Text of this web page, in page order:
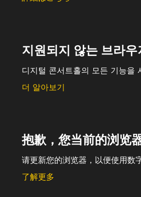
지원되지 않는 브라
디지털 콘서트홀의 모든 기능을
더 알아보기
抱歉，您当前的浏览
请更新您的浏览器，以便使用数
了解更多